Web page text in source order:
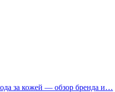
за кожей — обзор бренда и…